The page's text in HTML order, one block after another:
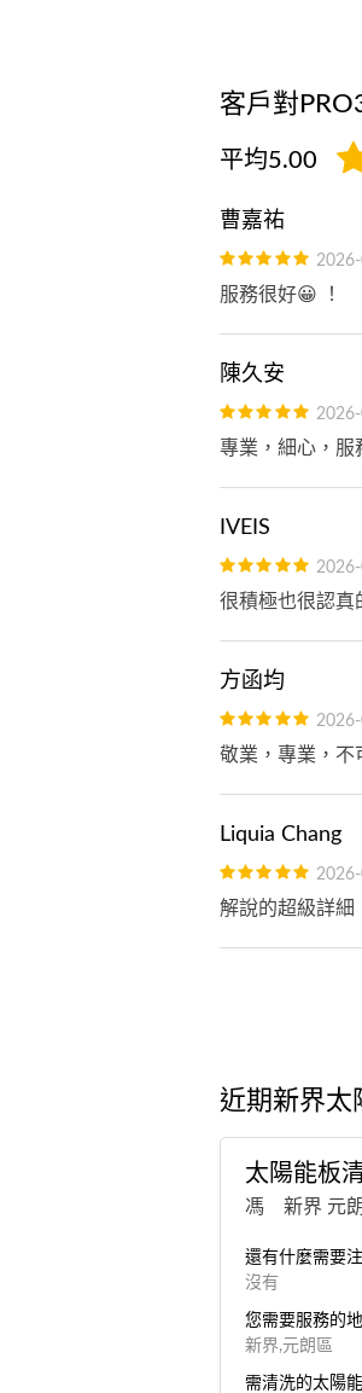
客戶對
平均5.00
曹嘉祐
服務很好😀 ！
陳久安
專業，細心，服
IVEIS
很積極也很認真
方函均
敬業，專業，不
Liquia Chang
解說的超級詳細
近期新界太
太陽能板
馮 新界 元
還有什麼需要
沒有
您需要服務的
新界,元朗區
需清洗的太陽